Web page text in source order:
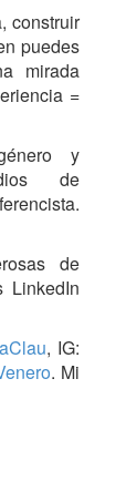
construir
puedes
mirada
=
y
de
de
LinkedIn
, IG:
. Mi